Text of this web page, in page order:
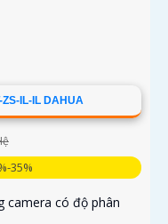
IL-IL DAHUA
35%
camera có độ phân